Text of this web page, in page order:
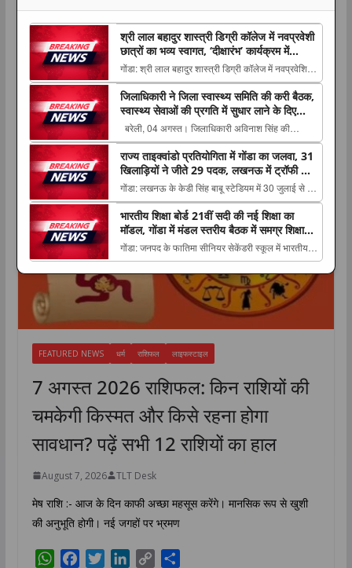
ताजा समाचार
FEATURED NEWS धर्म राशिफल लाइफस्टाइल
7 अगस्त 2026 राशिफल: किन राशियों की
चमकेगी किस्मत और किसे रहना होगा
सावधान? पढ़ें सभी 12 राशियों का हाल
August 7, 2026 TLT Desk
मेष राशि :- आज के दिन काफी अच्छा महसूस करेंगे। मानसिक रूप से खुशी
की अनुभूति होगी। नई जगहों पर भ्रमण
W
श्री लाल बहादुर शास्त्री डिग्री कॉलेज में नवप्रवेशी
छात्रों का भव्य स्वागत, ‘दीक्षारंभ’ कार्यक्रम में
करियर और उच्च शिक्षा का मिला मार्गदर्शन
गोंडा: श्री लाल बहादुर शास्त्री डिग्री कॉलेज में नवप्रवेशित
छात्र-छात्राओं के स्वागत एवं मार्गदर्शन के लिए विज्ञान संकाय
का ‘दीक्षारंभ’ The post श्री लाल बहादुर शास्त्री डिग्री
कॉलेज में नवप्रवेशी छात्रों का भव्य स्वागत, ‘दीक्षारंभ&...
जिलाधिकारी ने जिला स्वास्थ्य समिति की करी बैठक,
स्वास्थ्य सेवाओं की प्रगति में सुधार लाने के दिए
निर्देश
बरेली, 04 अगस्त। जिलाधिकारी अविनाश सिंह की
अध्यक्षता में आज जिला स्वास्थ्य समिति की बैठक कलेक्ट्रेट
स्थित सभागार में The post जिलाधिकारी ने जिला स्वास्थ्य
समिति की करी बैठक, स्वास्थ्य सेवाओं की प्रगति में सुधार
लाने के दिए निर्देश appeared fir...
राज्य ताइक्वांडो प्रतियोगिता में गोंडा का जलवा, 31
खिलाड़ियों ने जीते 29 पदक, लखनऊ में ट्रॉफी के
साथ प्रशिक्षकों का भी हुआ सम्मान
गोंडा: लखनऊ के केडी सिंह बाबू स्टेडियम में 30 जुलाई से 2
अगस्त तक आयोजित सब जूनियर, कैडेट, जूनियर और The
post राज्य ताइक्वांडो प्रतियोगिता में गोंडा का जलवा, 31
खिलाड़ियों ने जीते 29 पदक, लखनऊ में ट्रॉफी के साथ
प्रशिक्षकों का भी हुआ सम्मान appeared f...
भारतीय शिक्षा बोर्ड 21वीं सदी की नई शिक्षा का
मॉडल, गोंडा में मंडल स्तरीय बैठक में समग्र शिक्षा
और कौशल विकास पर मंथन
गोंडा: जनपद के फातिमा सीनियर सेकेंडरी स्कूल में भारतीय
शिक्षा बोर्ड की मंडल स्तरीय बैठक का आयोजन किया गया।
कार्यक्रम The post भारतीय शिक्षा बोर्ड 21वीं सदी की नई
शिक्षा का मॉडल, गोंडा में मंडल स्तरीय बैठक में समग्र शिक्षा
और कौशल विकास पर मंथन appear...